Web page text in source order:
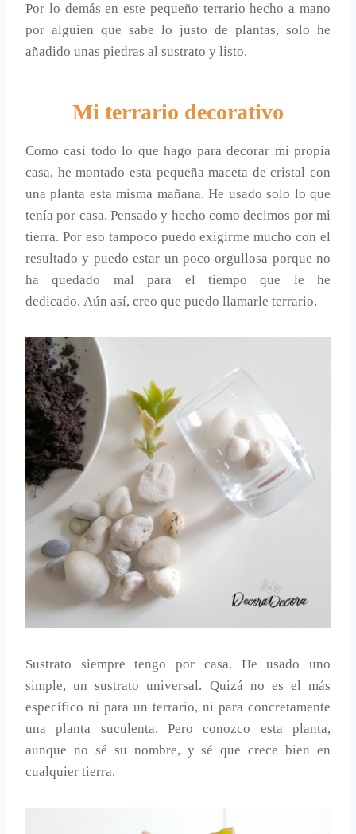
Por lo demás en este pequeño terrario hecho a mano
por alguien que sabe lo justo de plantas, solo he
añadido unas piedras al sustrato y listo.
Mi terrario decorativo
Como casi todo lo que hago para decorar mi propia
casa, he montado esta pequeña maceta de cristal con
una planta esta misma mañana. He usado solo lo que
tenía por casa. Pensado y hecho como decimos por mi
tierra. Por eso tampoco puedo exigirme mucho con el
resultado y puedo estar un poco orgullosa porque no
ha quedado mal para el tiempo que le he
dedicado. Aún así, creo que puedo llamarle terrario.
Sustrato siempre tengo por casa. He usado uno
simple, un sustrato universal. Quizá no es el más
específico ni para un terrario, ni para concretamente
una planta suculenta. Pero conozco esta planta,
aunque no sé su nombre, y sé que crece bien en
cualquier tierra.